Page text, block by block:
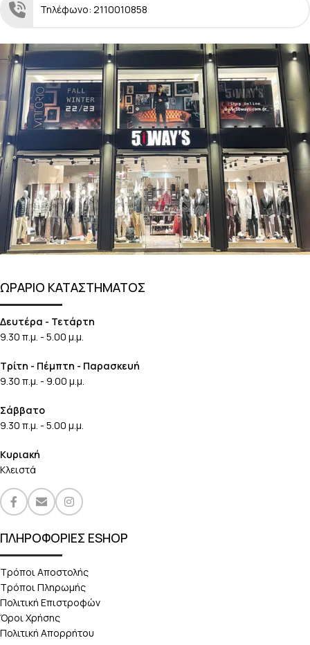
Τηλέφωνο: 2110010858
ΩΡΑΡΙΟ ΚΑΤΑΣΤΗΜΑΤΟΣ
Δευτέρα - Τετάρτη
9.30 π.μ. - 5.00 μ.μ.
Τρίτη - Πέμπτη - Παρασκευή
9.30 π.μ. - 9.00 μ.μ.
Σάββατο
9.30 π.μ. - 5.00 μ.μ.
Κυριακή
Κλειστά
ΠΛΗΡΟΦΟΡΙΕΣ ESHOP
Τρόποι Αποστολής
Τρόποι Πληρωμής
Πολιτική Επιστροφών
Όροι Χρήσης
Πολιτική Απορρήτου